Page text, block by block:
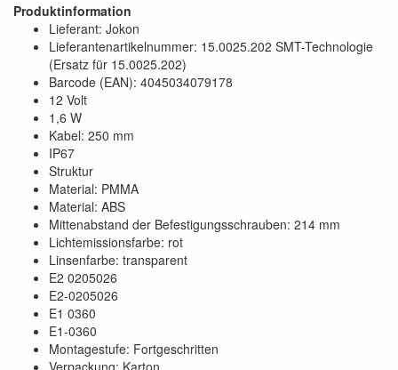
Produktinformation
Lieferant: Jokon
Lieferantenartikelnummer: 15.0025.202 SMT-Technologie
(Ersatz für 15.0025.202)
Barcode (EAN): 4045034079178
12 Volt
1,6 W
Kabel: 250 mm
IP67
Struktur
Material: PMMA
Material: ABS
Mittenabstand der Befestigungsschrauben: 214 mm
Lichtemissionsfarbe: rot
Linsenfarbe: transparent
E2 0205026
E2-0205026
E1 0360
E1-0360
Montagestufe: Fortgeschritten
Verpackung: Karton